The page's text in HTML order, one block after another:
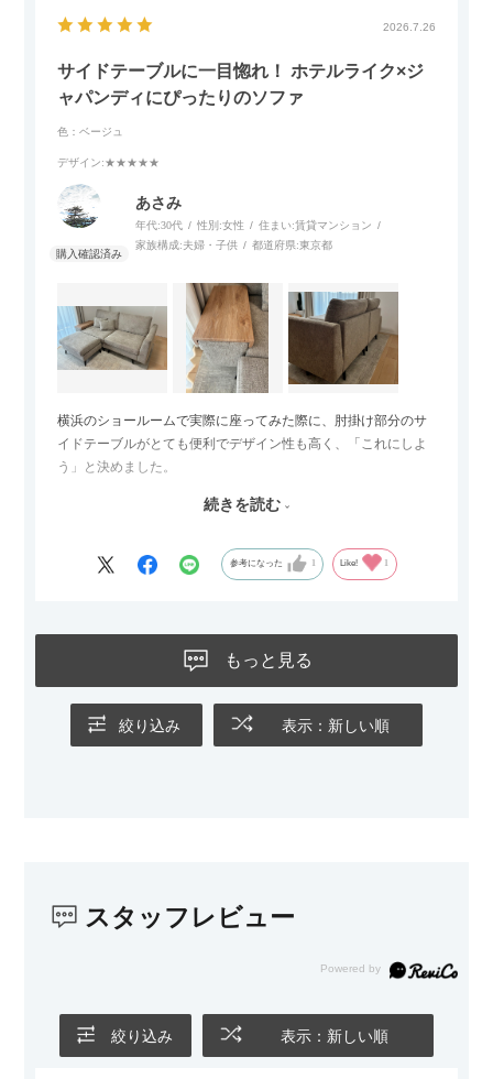
2026.7.26
サイドテーブルに一目惚れ！ ホテルライク×ジ
ャパンディにぴったりのソファ
色：ベージュ
デザイン:★★★★★
あさみ
年代:30代 性別:女性 住まい:賃貸マンション
家族構成:夫婦・子供 都道府県:東京都
横浜のショールームで実際に座ってみた際に、肘掛け部分のサ
イドテーブルがとても便利でデザイン性も高く、「これにしよ
う」と決めました。
サイズは2.5人掛けですが、幅184cmとコンパクトなので圧迫感
グとのバランスもぴったりで、リビング全体がすっきり見えま
ないのもお気に入りのポイントです。さらに、わが家はソファ
の後ろ側を通ることも多い間取りなので、背面まできれいに仕
ても美しく、空間の印象を損ないません。
また、カウチのように足を伸ばしてくつろげるスタイルが理想
かせるため、普段はカウチとして使い、来客時には離してスツ
す。
続きを読む
参考になった Like!
もっと見る
絞り込み 表示：新しい順
スタッフレビュー
絞り込み 表示：新しい順